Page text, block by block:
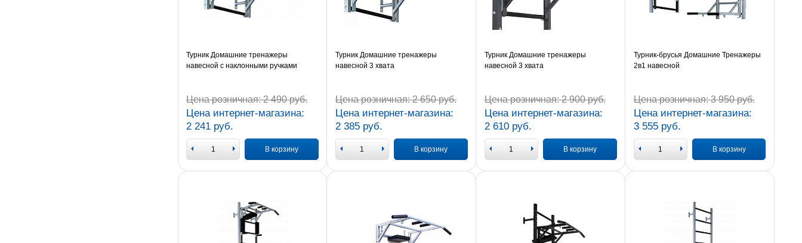
Турник Домашние тренажеры
навесной с наклонными ручками
Цена розничная:2 490 руб.
Цена интернет-магазина:
2 241 руб.
В корзину
Турник Домашние тренажеры
навесной 3 хвата
Цена розничная:2 650 руб.
Цена интернет-магазина:
2 385 руб.
В корзину
Турник Домашние тренажеры
навесной 3 хвата
Цена розничная:2 900 руб.
Цена интернет-магазина:
2 610 руб.
В корзину
Турник-брусья Домашние Тренажеры
2в1 навесной
Цена розничная:3 950 руб.
Цена интернет-магазина:
3 555 руб.
В корзину